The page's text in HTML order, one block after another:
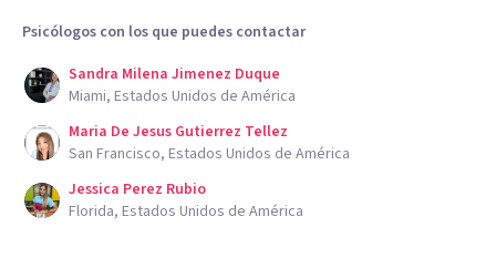
Psicólogos con los que puedes contactar
Sandra Milena Jimenez Duque
Miami, Estados Unidos de América
Maria De Jesus Gutierrez Tellez
San Francisco, Estados Unidos de América
Jessica Perez Rubio
Florida, Estados Unidos de América